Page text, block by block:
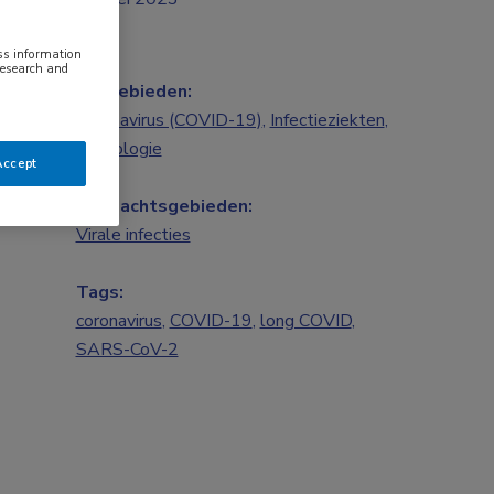
Vakgebieden:
Coronavirus (COVID-19), Infectieziekten,
Neurologie
Aandachtsgebieden:
Virale infecties
Tags:
coronavirus, COVID-19, long COVID,
SARS-CoV-2
information
and